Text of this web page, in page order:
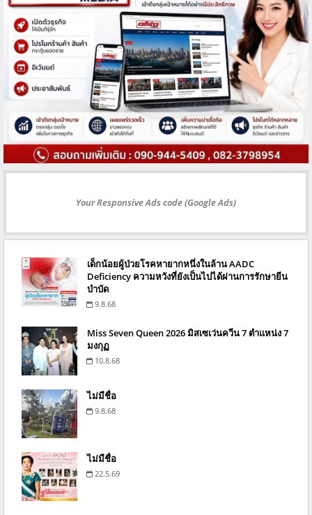
Your Responsive Ads code (Google Ads)
เด็กน้อยผู้ป่วยโรคหายากหนึ่งในล้าน AADC
Deficiency ความหวังที่ยังเป็นไปได้ผ่านการรักษายีน
บำบัด
9.8.68
Miss Seven Queen 2026 มิสเซเว่นควีน 7 ตำแหน่ง 7
มงกุฏ
10.8.68
ไม่มีชื่อ
9.8.68
ไม่มีชื่อ
22.5.69